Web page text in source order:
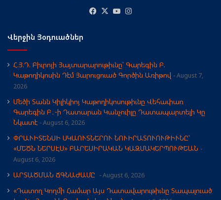
Facebook
X YouTube
Վերջին Յօդուածներ
Հ.Յ.Դ. Բիւրոյի Յայտարարութիւնը՝ Գարեգին Բ.
Կաթողիկոսին Դէմ Յարուցուած Գործին Առիթով
August 7,
2026
Մեծի Տանն Կիլիկիոյ Կաթողիկոսութիւնը Վեհափառ
Գարեգին Բ․-ի Դատարան Կանչուիլը Դատապարտելի Կը
Նկատէ
August 6, 2026
ՓՐԱՒԻՏԵՆՍԻ ՍԿԱՈՒՏՆԵՐՈՒ ՆՈՒԻՐԱՏՈՒՈՒԹԻՒՆԸ՝
«ՄԵԾՆ ՆԵՐՍԷՍ» ԲԱՐԵՍԻՐԱԿԱՆ ԿԱԶՄԱԿԵՐՊՈՒԹԵԱՆ
August 6, 2026
ԱՐՏԱԾՄԱՆ ՃԳՆԱԺԱՄԸ August 6, 2026
«Դատող Կողմի Համար Այս Դատավարութիւնը Տապալուած